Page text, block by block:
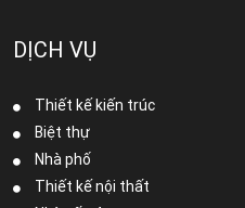
DỊCH VỤ
Thiết kế kiến trúc
Biệt thự
Nhà phố
Thiết kế nội thất